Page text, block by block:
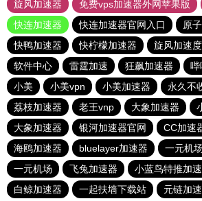
旋风加速器 免费vps加速器外网苹果版
快连加速器
快连加速器官网入口
原
快鸭加速器
快柠檬加速器 旋风加速
软件中心
雷霆加速 狂飙加速器 哔
小美
小美vpn 小美加速器
永久不
荔枝加速器
老王vnp 大象加速器
大象加速器
银河加速器官网 CC加速
海鸥加速器
bluelayer加速器 一元机场
一元机场
飞兔加速器 小蓝鸟特推加
白鲸加速器
一起扶墙下载站 元链加